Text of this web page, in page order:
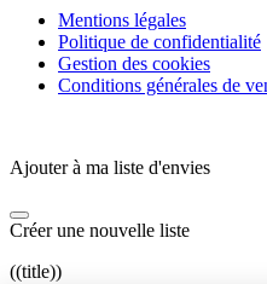
Mentions légales
Politique de confidentialité
Gestion des cookies
Conditions générales de
Ajouter à ma liste d'envies
Créer une nouvelle liste
((title))